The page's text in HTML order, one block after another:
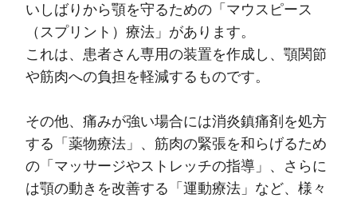
いしばりから顎を守るための「マウスピース
（スプリント）療法」があります。
これは、患者さん専用の装置を作成し、顎関節
や筋肉への負担を軽減するものです。
その他、痛みが強い場合には消炎鎮痛剤を処方
する「薬物療法」、筋肉の緊張を和らげるため
の「マッサージやストレッチの指導」、さらに
は顎の動きを改善する「運動療法」など、様々